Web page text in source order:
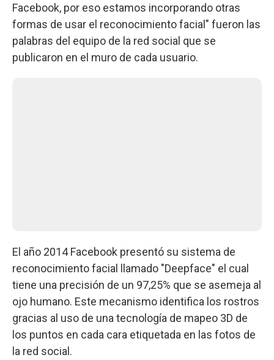
Facebook, por eso estamos incorporando otras
formas de usar el reconocimiento facial" fueron las
palabras del equipo de la red social que se
publicaron en el muro de cada usuario.
El año 2014 Facebook presentó su sistema de
reconocimiento facial llamado "Deepface" el cual
tiene una precisión de un 97,25% que se asemeja al
ojo humano. Este mecanismo identifica los rostros
gracias al uso de una tecnología de mapeo 3D de
los puntos en cada cara etiquetada en las fotos de
la red social.